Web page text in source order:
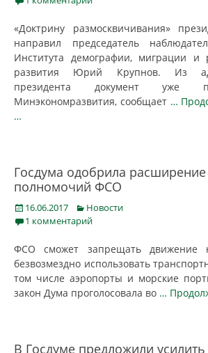
«Доктрину размосквичивания»
направил председатель
Института демографии, миграции и
развития Юрий Крупнов. Из
президента документ уже
Минэкономразвития, сообщает …
…
Госдума одобрила расширение
полномочий ФСО
Posted
on
16.06.2017 Categories
Новости
1 комментарий
ФСО сможет запрещать движение
безвозмездно использовать
том числе аэропорты и морские
закон Дума проголосовала во …
В Госдуме предложили